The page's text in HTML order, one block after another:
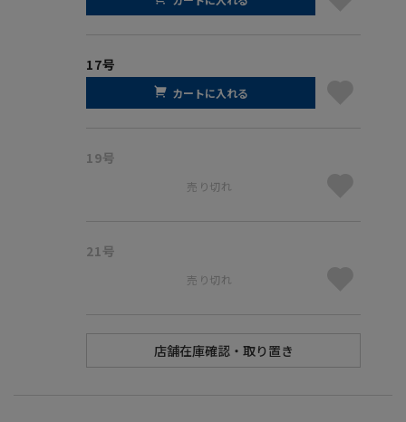
17号
カートに入れる
19号
売り切れ
21号
売り切れ